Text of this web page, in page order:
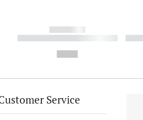
------------
----------- ----------- ----------
Service